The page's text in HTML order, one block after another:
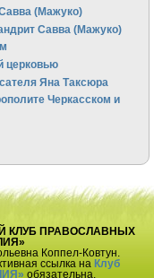
(Мажуко)
Савва (Мажуко)
церковью
Яна Таксюра
Черкасском и
КЛУБ ПРАВОСЛАВНЫХ
Коппел-Ковтун.
ссылка на Клуб
обязательна.